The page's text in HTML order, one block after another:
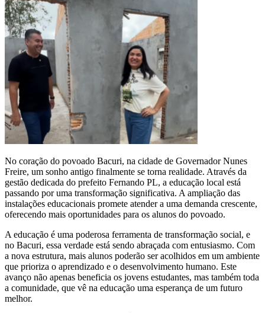
No coração do povoado Bacuri, na cidade de Governador Nunes
Freire, um sonho antigo finalmente se torna realidade. Através da
gestão dedicada do prefeito Fernando PL, a educação local está
passando por uma transformação significativa. A ampliação das
instalações educacionais promete atender a uma demanda crescente,
oferecendo mais oportunidades para os alunos do povoado.
A educação é uma poderosa ferramenta de transformação social, e
no Bacuri, essa verdade está sendo abraçada com entusiasmo. Com
a nova estrutura, mais alunos poderão ser acolhidos em um ambiente
que prioriza o aprendizado e o desenvolvimento humano. Este
avanço não apenas beneficia os jovens estudantes, mas também toda
a comunidade, que vê na educação uma esperança de um futuro
melhor.